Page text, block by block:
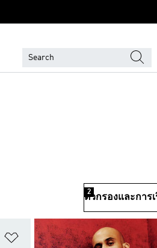
ตัวกรองและการ
2
เพิ่มไปยังรายการสินค้าโปรด